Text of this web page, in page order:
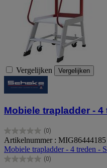
Vergelijken Vergelijken
Mobiele trapladder - 4
(0)
0.0
van
de
5
Artikelnummer : MIG86444185
Mobiele trapladder - 4 treden -
(0)
0.0